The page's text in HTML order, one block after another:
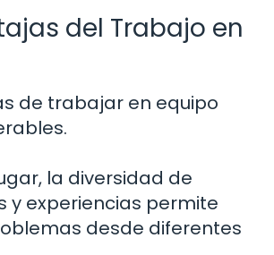
del Trabajo en
de trabajar en equipo
la diversidad de
y experiencias permite
desde diferentes